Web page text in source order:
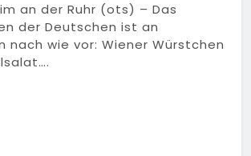
an der Ruhr (ots) – Das
der Deutschen ist an
nach wie vor: Wiener Würstchen